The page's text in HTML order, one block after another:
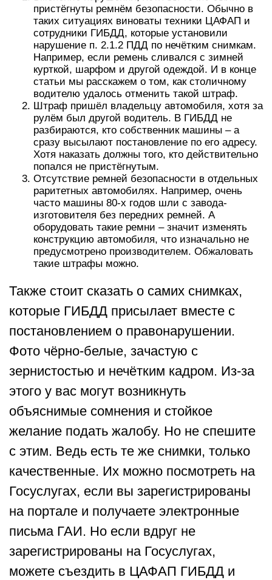
пристёгнуты ремнём безопасности. Обычно в
таких ситуациях виноваты техники ЦАФАП и
сотрудники ГИБДД, которые установили
нарушение п. 2.1.2 ПДД по нечётким снимкам.
Например, если ремень сливался с зимней
курткой, шарфом и другой одеждой. И в конце
статьи мы расскажем о том, как столичному
водителю удалось отменить такой штраф.
Штраф пришёл владельцу автомобиля, хотя за
рулём был другой водитель. В ГИБДД не
разбираются, кто собственник машины – а
сразу высылают постановление по его адресу.
Хотя наказать должны того, кто действительно
попался не пристёгнутым.
Отсутствие ремней безопасности в отдельных
раритетных автомобилях. Например, очень
часто машины 80-х годов шли с завода-
изготовителя без передних ремней. А
оборудовать такие ремни – значит изменять
конструкцию автомобиля, что изначально не
предусмотрено производителем. Обжаловать
такие штрафы можно.
Также стоит сказать о самих снимках,
которые ГИБДД присылает вместе с
постановлением о правонарушении.
Фото чёрно-белые, зачастую с
зернистостью и нечётким кадром. Из-за
этого у вас могут возникнуть
объяснимые сомнения и стойкое
желание подать жалобу. Но не спешите
с этим. Ведь есть те же снимки, только
качественные. Их можно посмотреть на
Госуслугах, если вы зарегистрированы
на портале и получаете электронные
письма ГАИ. Но если вдруг не
зарегистрированы на Госуслугах,
можете съездить в ЦАФАП ГИБДД и